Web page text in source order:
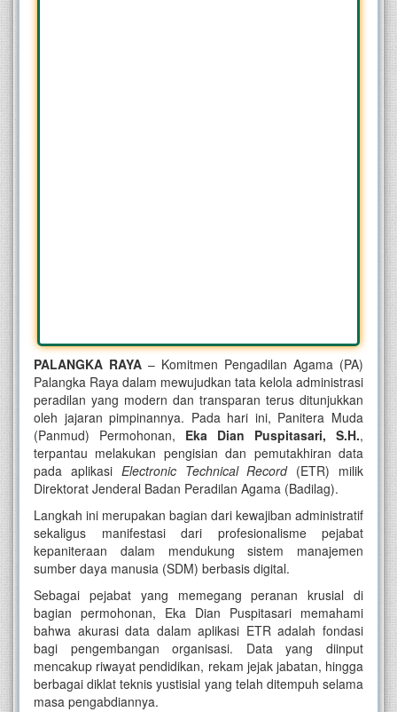
PALANGKA RAYA – Komitmen Pengadilan Agama (PA)
Palangka Raya dalam mewujudkan tata kelola administrasi
peradilan yang modern dan transparan terus ditunjukkan
oleh jajaran pimpinannya. Pada hari ini, Panitera Muda
(Panmud) Permohonan, Eka Dian Puspitasari, S.H.,
terpantau melakukan pengisian dan pemutakhiran data
pada aplikasi Electronic Technical Record(ETR) milik
Direktorat Jenderal Badan Peradilan Agama (Badilag).
Langkah ini merupakan bagian dari kewajiban administratif
sekaligus manifestasi dari profesionalisme pejabat
kepaniteraan dalam mendukung sistem manajemen
sumber daya manusia (SDM) berbasis digital.
Sebagai pejabat yang memegang peranan krusial di
bagian permohonan, Eka Dian Puspitasari memahami
bahwa akurasi data dalam aplikasi ETR adalah fondasi
bagi pengembangan organisasi. Data yang diinput
mencakup riwayat pendidikan, rekam jejak jabatan, hingga
berbagai diklat teknis yustisial yang telah ditempuh selama
masa pengabdiannya.